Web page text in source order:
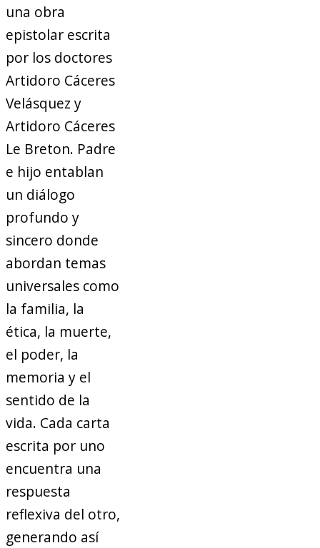
una obra
epistolar escrita
por los doctores
Artidoro Cáceres
Velásquez y
Artidoro Cáceres
Le Breton. Padre
e hijo entablan
un diálogo
profundo y
sincero donde
abordan temas
universales como
la familia, la
ética, la muerte,
el poder, la
memoria y el
sentido de la
vida. Cada carta
escrita por uno
encuentra una
respuesta
reflexiva del otro,
generando así